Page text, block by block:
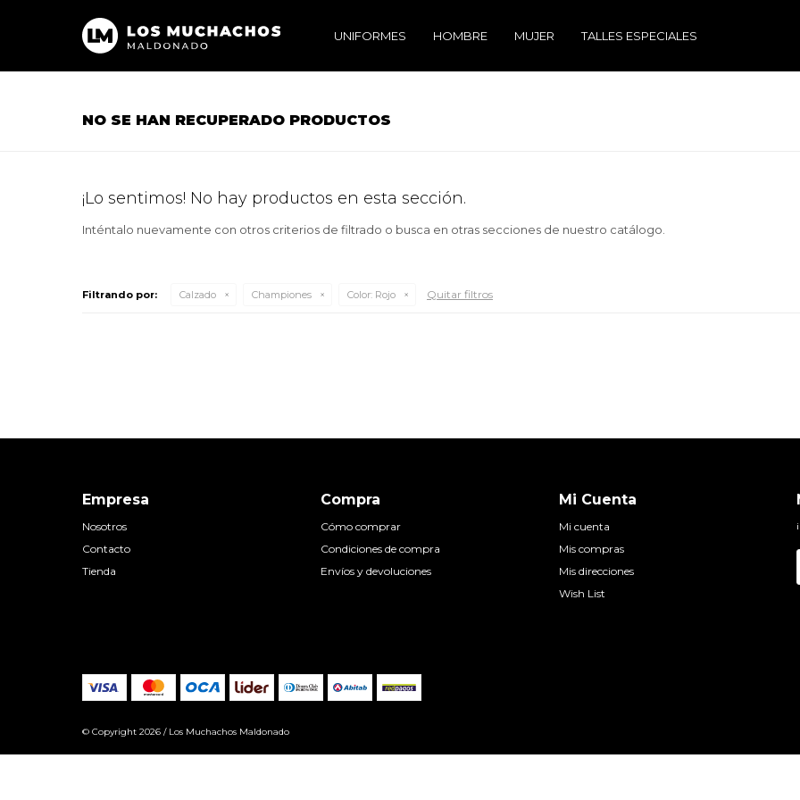
UNIFORMES HOMBRE MUJER TALLES ESPECIALES
NO SE HAN RECUPERADO PRODUCTOS
¡Lo sentimos! No hay productos en esta sección.
Inténtalo nuevamente con otros criterios de filtrado o busca en otras secciones de nuestro catálogo.
Filtrando por: Calzado Championes Color: Rojo Quitar filtros
Empresa
Nosotros
Contacto
Tienda
Compra
Cómo comprar
Condiciones de compra
Envíos y devoluciones
Mi Cuenta
Mi cuenta
Mis compras
Mis direcciones
Wish List
© Copyright 2026 / Los Muchachos Maldonado